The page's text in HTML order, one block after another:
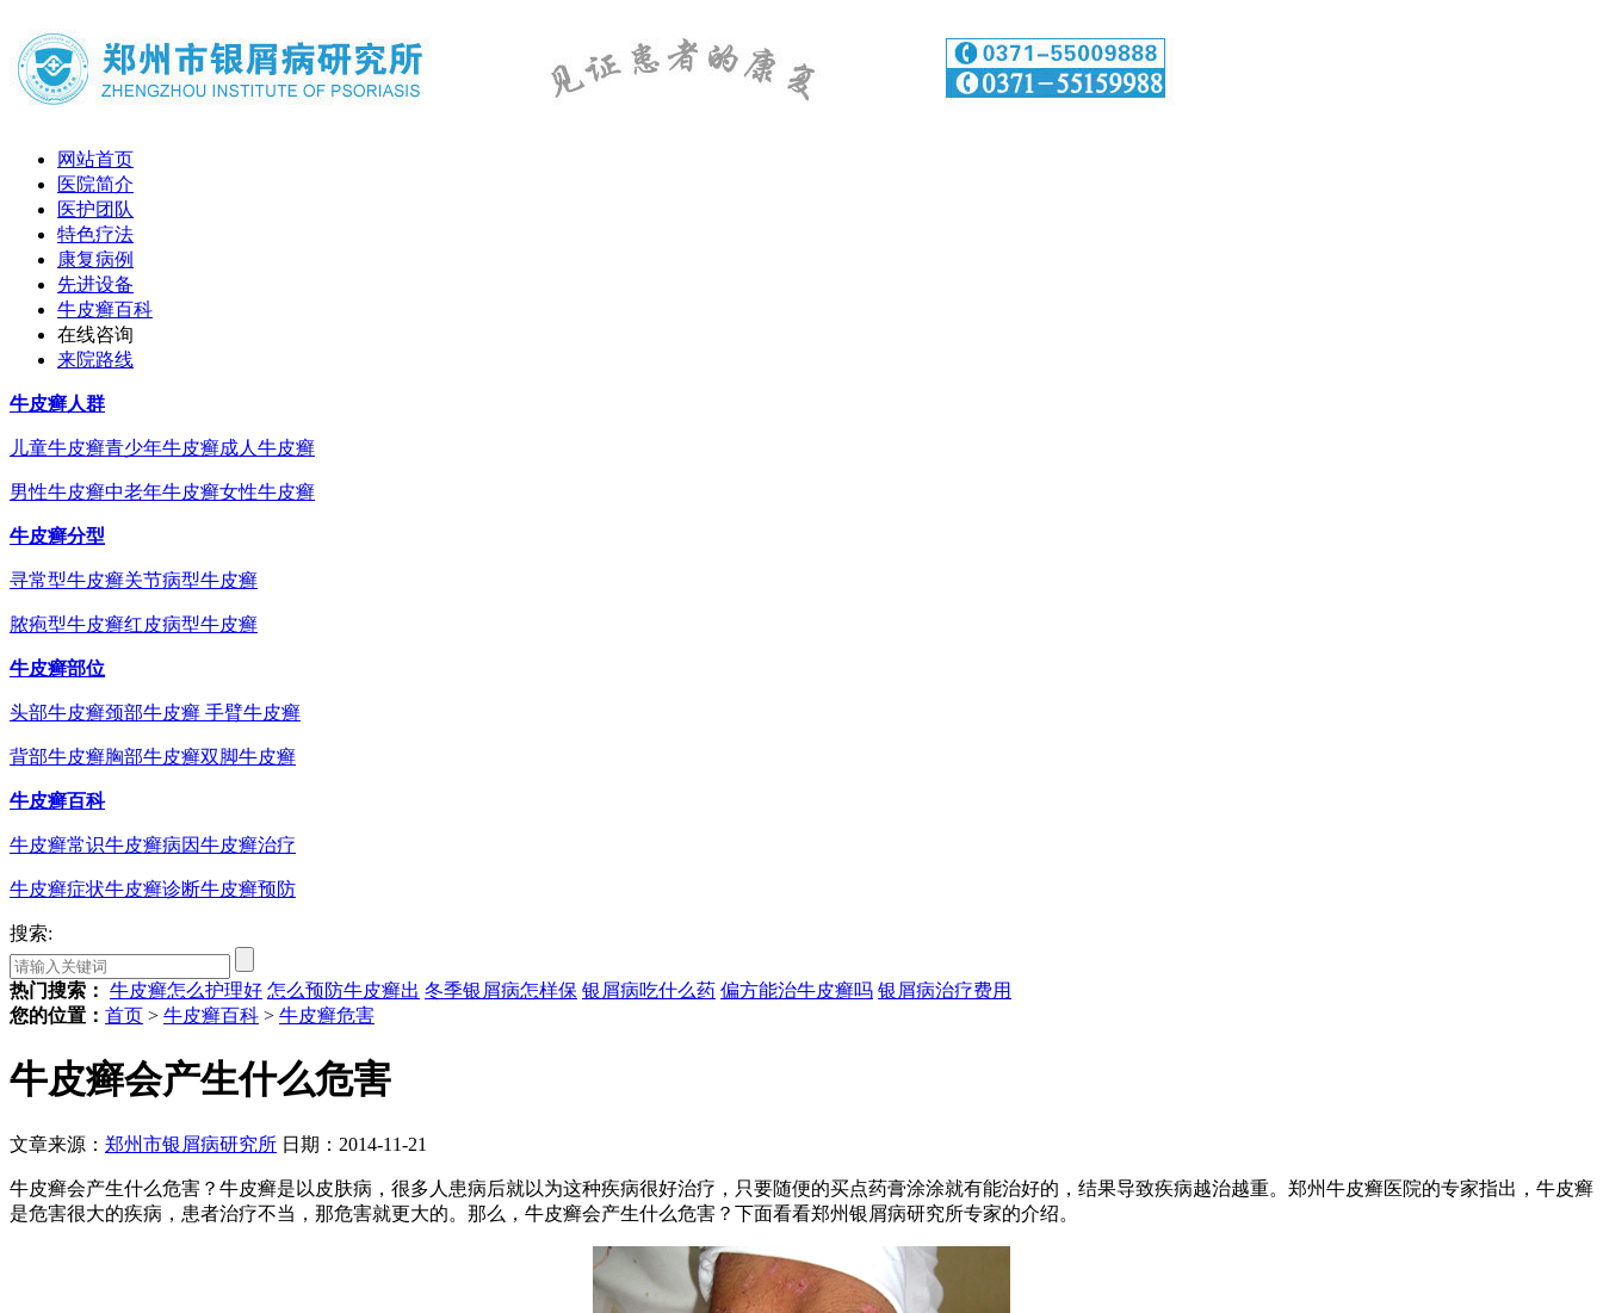
网站首页
医院简介
医护团队
特色疗法
康复病例
先进设备
牛皮癣百科
在线咨询
来院路线
牛皮癣人群
儿童牛皮癣青少年牛皮癣成人牛皮癣
男性牛皮癣中老年牛皮癣女性牛皮癣
牛皮癣分型
寻常型牛皮癣关节病型牛皮癣
脓疱型牛皮癣红皮病型牛皮癣
牛皮癣部位
头部牛皮癣颈部牛皮癣 手臂牛皮癣
背部牛皮癣胸部牛皮癣双脚牛皮癣
牛皮癣百科
牛皮癣常识牛皮癣病因牛皮癣治疗
牛皮癣症状牛皮癣诊断牛皮癣预防
搜索:
热门搜索： 牛皮癣怎么护理好 怎么预防牛皮癣出 冬季银屑病怎样保 银屑病吃什么药 偏方能治牛皮癣吗 银屑病治疗费用
您的位置： 首页 > 牛皮癣百科 > 牛皮癣危害
牛皮癣会产生什么危害
文章来源： 郑州市银屑病研究所 日期：2014-11-21
牛皮癣会产生什么危害？牛皮癣是以皮肤病，很多人患病后就以为这种疾病很好治疗，只要随便的买点药膏涂涂就有能治好的，结果导致疾病越治越重。郑州牛皮癣医院的专家指出，牛皮癣
是危害很大的疾病，患者治疗不当，那危害就更大的。那么，牛皮癣会产生什么危害？下面看看郑州银屑病研究所专家的介绍。